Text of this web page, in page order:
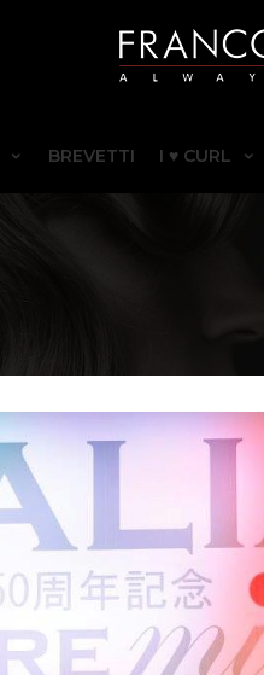
BREVETTI I ♥ CURL